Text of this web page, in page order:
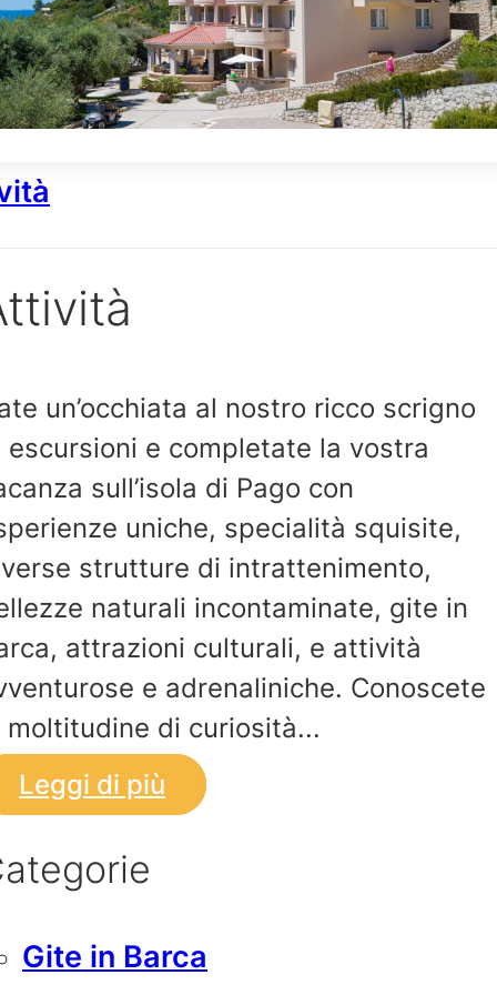
un’occhiata al nostro ricco scrigno
escursioni e completate la vostra
sull’isola di Pago con
uniche, specialità squisite,
strutture di intrattenimento,
naturali incontaminate, gite in
attrazioni culturali, e attività
e adrenaliniche. Conoscete
moltitudine di curiosità...
Leggi di più
Gite in Barca